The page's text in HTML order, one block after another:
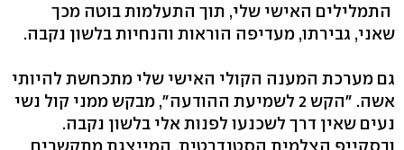
התמלילים האישי שלי, תוך התעלמות בוטה מכך
שאני, גבירתו, מעדיפה הוראות והנחיות בלשון נקבה.
גם מערכת המענה הקולי האישי שלי מתכחשת להיותי
אשה. "הקש 2 לשמיעת ההודעה", מבקש ממני קול נשי
נעים שאין דרך לשכנעו לפנות אלי בלשון נקבה.